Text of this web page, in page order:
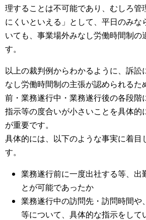
理することは不可能であり、むしろ管
にくいといえる」として、平日のみな
いても、事業場外みなし労働時間制の
す。
以上の裁判例からわかるように、訴訟
なし労働時間制の主張が認められるた
前・業務遂行中・業務遂行後の各段階
指示等の度合いが小さいことを具体的
が重要です。
具体的には、以下のような事実に着目
す。
業務遂行前に一度出社する等、出
とが可能であったか
業務遂行中の訪問先・訪問時間や
等について、具体的な指示をして